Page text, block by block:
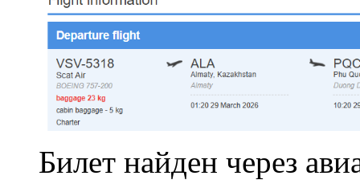
Билет найден через